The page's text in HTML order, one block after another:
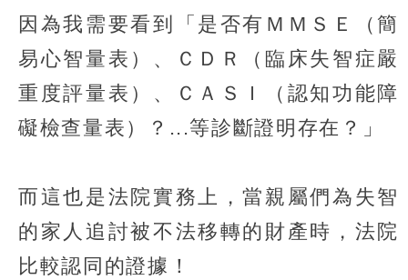
因為我需要看到「是否有ＭＭＳＥ（簡
易心智量表）、ＣＤＲ（臨床失智症嚴
重度評量表）、ＣＡＳＩ（認知功能障
礙檢查量表）？...等診斷證明存在？」
而這也是法院實務上，當親屬們為失智
的家人追討被不法移轉的財產時，法院
比較認同的證據！